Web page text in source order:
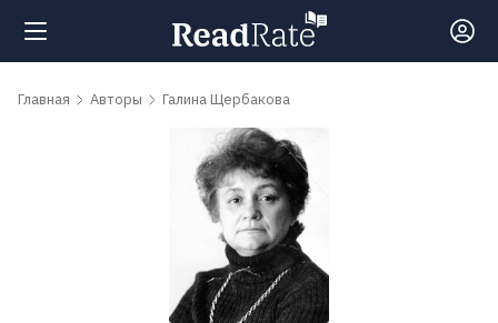
Поиск
Главная Авторы Галина Щербакова